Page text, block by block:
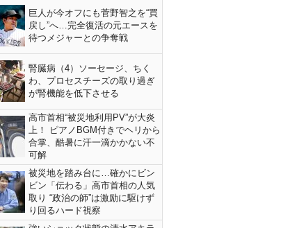
巨人が今オフにも菅野智之を“買
戻し”へ…完全復活の元エースを
待つメジャーとの争奪戦
腎臓病（4）ソーセージ、ちく
わ、プロセスチーズの取り過ぎ
が腎機能を低下させる
高市首相“被災地利用PV”が大炎
上！ ピアノBGM付きでヘリから
合掌、酷暑に汗一滴かかない不
可解
被災地を踏み台に…確かにビン
ビン「伝わる」高市首相の人気
取り “政治の師”は激励に駆けず
り回るハード視察